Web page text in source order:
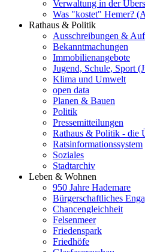
Verwaltung in der
Was "kostet" Hemer?
Rathaus & Politik
Ausschreibungen &
Bekanntmachungen
Immobilienangebote
Jugend, Schule, Sport
Klima und Umwelt
open data
Planen & Bauen
Politik
Pressemitteilungen
Rathaus & Politik - die
Ratsinformationssystem
Soziales
Stadtarchiv
Leben & Wohnen
950 Jahre Hademare
Bürgerschaftliches
Chancengleichheit
Felsenmeer
Friedenspark
Friedhöfe